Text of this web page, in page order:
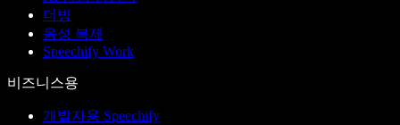
더빙
음성 복제
Speechify Work
비즈니스용
개발자용 Speechify